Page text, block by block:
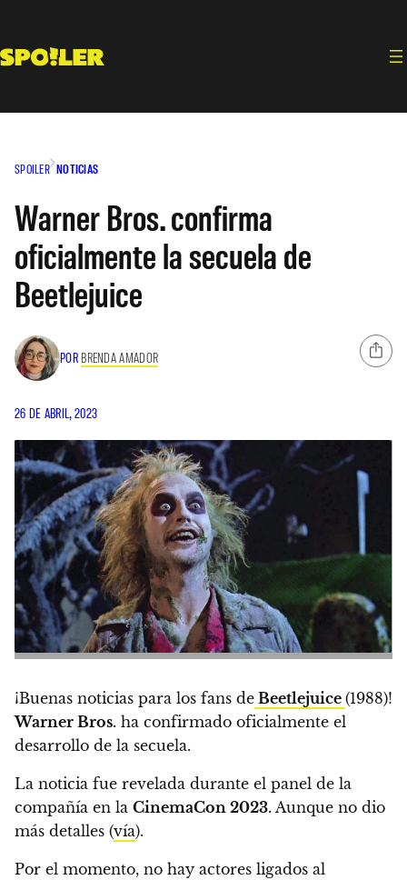
contenido
SPOILER NOTICIAS
Warner Bros. confirma
oficialmente la secuela de
Beetlejuice
POR BRENDA AMADOR
26 DE ABRIL, 2023
¡Buenas noticias para los fans de Beetlejuice (1988)!
Warner Bros. ha confirmado oficialmente el
desarrollo de la secuela.
La noticia fue revelada durante el panel de la
compañía en la CinemaCon 2023. Aunque no dio
más detalles (vía).
Por el momento, no hay actores ligados al